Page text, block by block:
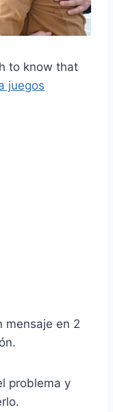
to know that
juegos
mensaje en 2
problema y